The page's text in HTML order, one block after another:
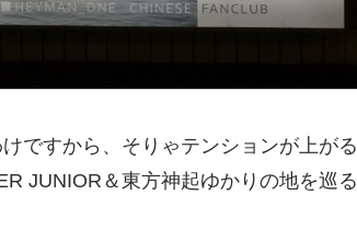
ですから、そりゃテンションが上がる
JUNIOR＆東方神起ゆかりの地を巡る